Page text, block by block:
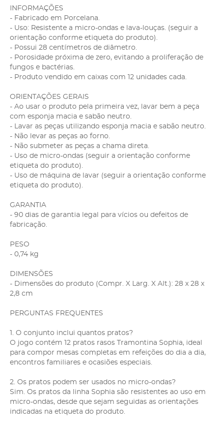
INFORMAÇÕES
- Fabricado em Porcelana.
- Uso: Resistente a micro-ondas e lava-louças. (seguir a
orientação conforme etiqueta do produto).
- Possui 28 centímetros de diâmetro.
- Porosidade próxima de zero, evitando a proliferação de
fungos e bactérias.
- Produto vendido em caixas com 12 unidades cada.
ORIENTAÇÕES GERAIS
- Ao usar o produto pela primeira vez, lavar bem a peça
com esponja macia e sabão neutro.
- Lavar as peças utilizando esponja macia e sabão neutro.
- Não levar as peças ao forno.
- Não submeter as peças a chama direta.
- Uso de micro-ondas (seguir a orientação conforme
etiqueta do produto).
- Uso de máquina de lavar (seguir a orientação conforme
etiqueta do produto).
GARANTIA
- 90 dias de garantia legal para vícios ou defeitos de
fabricação.
PESO
- 0,74 kg
DIMENSÕES
- Dimensões do produto (Compr. X Larg. X Alt.): 28 x 28 x
2,8 cm
PERGUNTAS FREQUENTES
1. O conjunto inclui quantos pratos?
O jogo contém 12 pratos rasos Tramontina Sophia, ideal
para compor mesas completas em refeições do dia a dia,
encontros familiares e ocasiões especiais.
2. Os pratos podem ser usados no micro-ondas?
Sim. Os pratos da linha Sophia são resistentes ao uso em
micro-ondas, desde que sejam seguidas as orientações
indicadas na etiqueta do produto.